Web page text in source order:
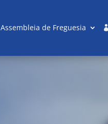
Assembleia de Freguesia